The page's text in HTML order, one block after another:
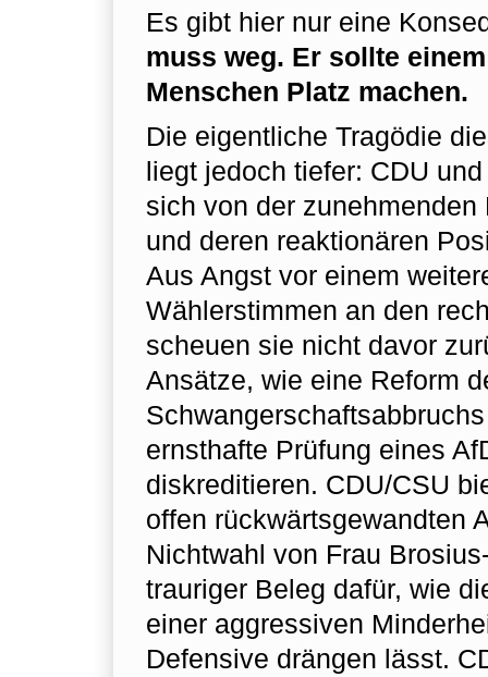
Es gibt hier nur eine
muss weg. Er sollte
Menschen Platz machen.
Die eigentliche Tragödie
liegt jedoch tiefer: CDU
sich von der zunehmenden
und deren reaktionären
Aus Angst vor einem
Wählerstimmen an den
scheuen sie nicht davor
Ansätze, wie eine Reform
ernsthafte Prüfung eines
diskreditieren. CDU/CSU
offen rückwärtsgewandten
Nichtwahl von Frau
trauriger Beleg dafür, wie
einer aggressiven
Defensive drängen lässt.